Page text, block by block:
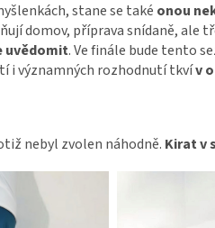
stane se také onou
domov, příprava snídaně, ale
uvědomit. Ve finále bude tento
i významných rozhodnutí tkvív
nebyl zvolen náhodně. Kirat v